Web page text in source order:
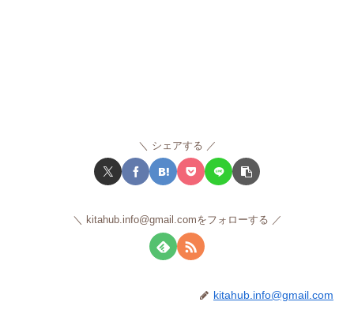
シェアする
kitahub.info@gmail.comをフォローする
kitahub.info@gmail.com